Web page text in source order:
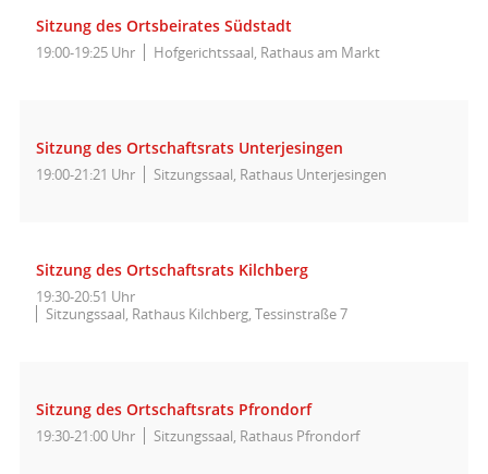
Sitzung des Ortsbeirates Südstadt
19:00-19:25 Uhr Hofgerichtssaal, Rathaus am Markt
Sitzung des Ortschaftsrats Unterjesingen
19:00-21:21 Uhr Sitzungssaal, Rathaus Unterjesingen
Sitzung des Ortschaftsrats Kilchberg
19:30-20:51 Uhr
Sitzungssaal, Rathaus Kilchberg, Tessinstraße 7
Sitzung des Ortschaftsrats Pfrondorf
19:30-21:00 Uhr Sitzungssaal, Rathaus Pfrondorf